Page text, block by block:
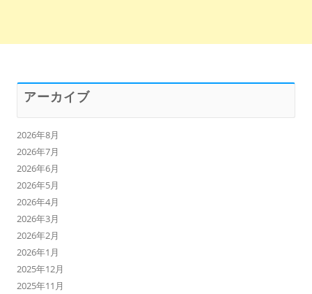
アーカイブ
2026年8月
2026年7月
2026年6月
2026年5月
2026年4月
2026年3月
2026年2月
2026年1月
2025年12月
2025年11月